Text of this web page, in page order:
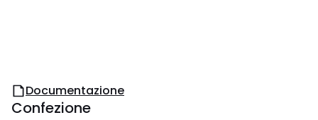
Documentazione
Confezione